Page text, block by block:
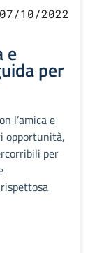
07/10/2022
e
per
l’amica e
opportunità,
per